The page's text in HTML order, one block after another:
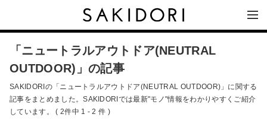
「ニュートラルアウトドア(NEUTRAL
OUTDOOR)」の記事
SAKIDORIの「ニュートラルアウトドア(NEUTRAL OUTDOOR)」に関する
記事をまとめました。SAKIDORIでは最新"モノ"情報をわかりやすくご紹介
しています。 ( 2件中 1 - 2 件 )